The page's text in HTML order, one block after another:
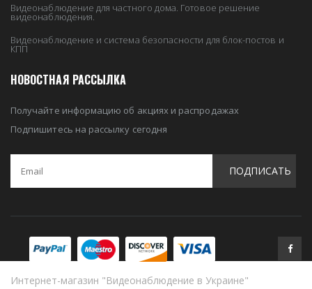
Видеонаблюдение для частного дома. Готовое решение
видеонаблюдения.
Видеонаблюдение и система безопасности для блок-постов и
КПП
НОВОСТНАЯ РАССЫЛКА
Получайте информацию об акциях и распродажах
Подпишитесь на рассылку сегодня
ПОДПИСАТЬ
Интернет-магазин "Видеонаблюдение в Украине"